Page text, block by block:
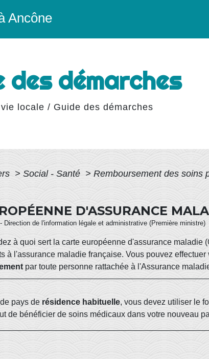
Ancône
des démarches
locale / Guide des démarches
> Social - Santé > Remboursement des soins
D'ASSURANCE
Direction de l'information légale et administrative (Première ministre)
à quoi sert la carte européenne d'assurance
à l'assurance maladie française. Vous pouvez
par toute personne rattachée à l'Assurance
pays de résidence habituelle, vous devez utiliser le
de bénéficier de soins médicaux dans votre nouveau